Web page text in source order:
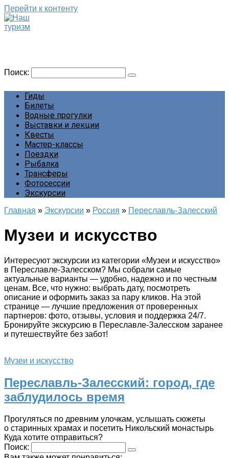
Перейти к контенту
Поиск:
Гиды
Билеты
Водные прогулки
Выставки и лекции
Квесты
Мастер-классы
Поездки
Рыбалка
Трансферы
Фотосессии
Экскурсии
Главная » Экскурсии » Россия » Переславль-Залесский
Музеи и искусство
Интересуют экскурсии из категории «Музеи и искусство»
в Переславле-Залесском? Мы собрали самые
актуальные варианты — удобно, надежно и по честным
ценам. Все, что нужно: выбрать дату, посмотреть
описание и оформить заказ за пару кликов. На этой
странице — лучшие предложения от проверенных
партнеров: фото, отзывы, условия и поддержка 24/7.
Бронируйте экскурсию в Переславле-Залесском заранее
и путешествуйте без забот!
Музеи и искусство
Переславль-Залесский: город, где
заблудилось время
Прогуляться по древним улочкам, услышать сюжеты
о старинных храмах и посетить Никольский монастырь
Куда хотите отправиться?
Поиск: